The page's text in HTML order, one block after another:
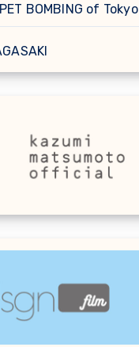
BOMBING of Tokyo